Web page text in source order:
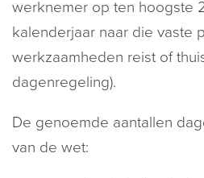
werknemer op ten hoogste
kalenderjaar naar die vaste
werkzaamheden reist of
dagenregeling).
De genoemde aantallen
van de wet: